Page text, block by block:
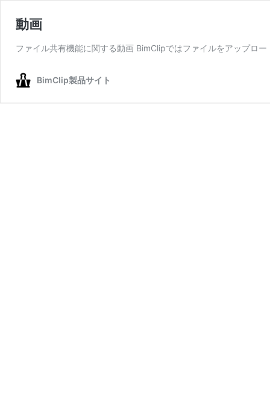
動画
ファイル共有機能に関する動画 BimClipではファイルをアップロ
BimClip製品サイト